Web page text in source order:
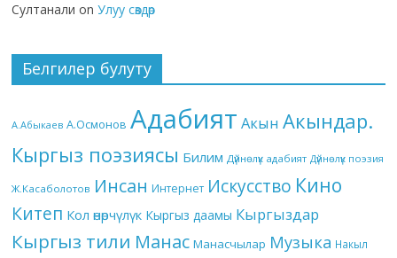
Султанали onУлуу сөздөр
Белгилер булуту
А.Абыкаев А.Осмонов Адабият Акын Акындар.
Кыргыз поэзиясы Билим Дүйнөлүк адабият Дүйнөлүк поэзия
Ж.Касаболотов Инсан Интернет Искусство Кино
Китеп Кол өнөрчүлүк Кыргыз даамы Кыргыздар
Кыргыз тили Манас Манасчылар Музыка Накыл